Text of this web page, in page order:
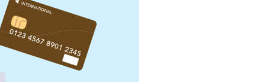
や将来への影響を解説
ソフト闇金とは？悪質な手口には要注意！
090金融（闇金）からお金を借りてはいけない